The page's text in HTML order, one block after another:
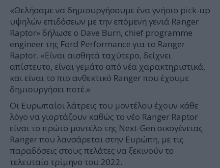
«Θελήσαμε να δημιουργήσουμε ένα γνήσιο pick-up
υψηλών επιδόσεων με την επόμενη γενιά Ranger
Raptor» δήλωσε ο Dave Burn, chief programme
engineer της Ford Performance για το Ranger
Raptor. «Είναι αισθητά ταχύτερο, δείχνει
απίστευτο, είναι γεμάτο από νέα χαρακτηριστικά,
και είναι το πιο ανθεκτικό Ranger που έχουμε
δημιουργήσει ποτέ.»
Οι Ευρωπαίοι λάτρεις του μοντέλου έχουν κάθε
λόγο να γιορτάζουν καθώς το νέο Ranger Raptor
είναι το πρώτο μοντέλο της Next-Gen οικογένειας
Ranger που λανσάρεται στην Ευρώπη, με τις
παραδόσεις στους πελάτες να ξεκινούν το
τελευταίο τρίμηνο του 2022.